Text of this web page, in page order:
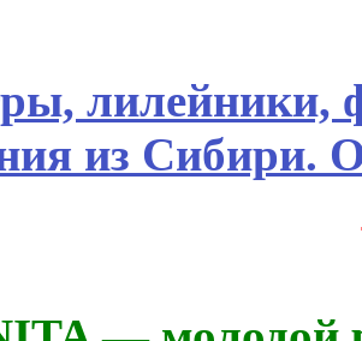
лилейники,
из Сибири.